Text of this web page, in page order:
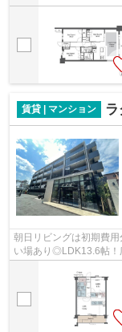
賃貸 | マンション
朝日リビングは初期費
い場あり◎LDK13.6帖！
ト無料！エアコン・シ